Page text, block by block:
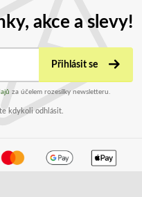
akce a slevy!
Přihlásit se
za účelem rozesílky newsletteru.
kdykoli odhlásit.